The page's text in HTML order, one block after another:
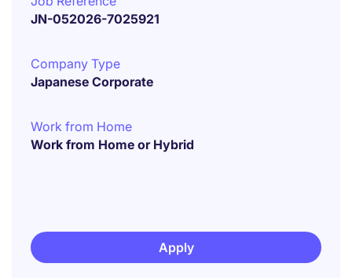
JN-052026-7025921
Company Type
Japanese Corporate
Work from Home
Work from Home or Hybrid
Apply